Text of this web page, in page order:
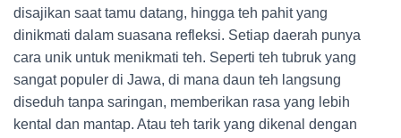
disajikan saat tamu datang, hingga teh pahit yang
dinikmati dalam suasana refleksi. Setiap daerah punya
cara unik untuk menikmati teh. Seperti teh tubruk yang
sangat populer di Jawa, di mana daun teh langsung
diseduh tanpa saringan, memberikan rasa yang lebih
kental dan mantap. Atau teh tarik yang dikenal dengan